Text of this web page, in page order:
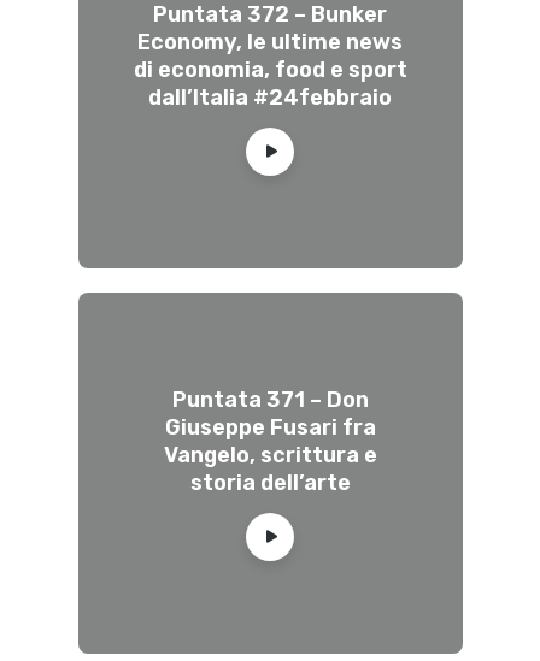
Puntata 372 – Bunker
Economy, le ultime news
di economia, food e sport
dall’Italia #24febbraio
Puntata 371 – Don
Giuseppe Fusari fra
Vangelo, scrittura e
storia dell’arte